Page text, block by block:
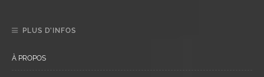
PLUS D’INFOS
À PROPOS